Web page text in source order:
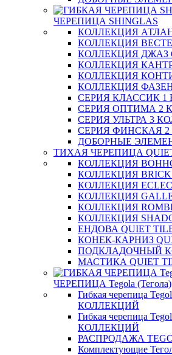
ЧЕРЕПИЦА SHINGLAS
КОЛЛЕКЦИЯ
КОЛЛЕКЦИЯ
КОЛЛЕКЦИЯ ДЖАЗ
КОЛЛЕКЦИЯ
КОЛЛЕКЦИЯ
КОЛЛЕКЦИЯ
СЕРИЯ КЛАССИК 1
СЕРИЯ ОПТИМА 2
СЕРИЯ УЛЬТРА 3
СЕРИЯ ФИНСКАЯ
ДОБОРНЫЕ
ТИХАЯ ЧЕРЕПИЦА
КОЛЛЕКЦИЯ
КОЛЛЕКЦИЯ
КОЛЛЕКЦИЯ
КОЛЛЕКЦИЯ
КОЛЛЕКЦИЯ
КОЛЛЕКЦИЯ
ЕНДОВА QUIET
КОНЕК-КАРНИЗ
ПОДКЛАДОЧНЫЙ
МАСТИКА QUIET
ЧЕРЕПИЦА Tegola (Тегола)
Гибкая черепица
КОЛЛЕКЦИЙ
Гибкая черепица
КОЛЛЕКЦИЙ
РАСПРОДАЖА
Комплектующие